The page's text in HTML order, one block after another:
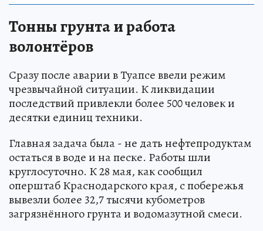
Тонны грунта и работа
волонтёров
Сразу после аварии в Туапсе ввели режим
чрезвычайной ситуации. К ликвидации
последствий привлекли более 500 человек и
десятки единиц техники.
Главная задача была - не дать нефтепродуктам
остаться в воде и на песке. Работы шли
круглосуточно. К 28 мая, как сообщил
оперштаб Краснодарского края, с побережья
вывезли более 32,7 тысячи кубометров
загрязнённого грунта и водомазутной смеси.